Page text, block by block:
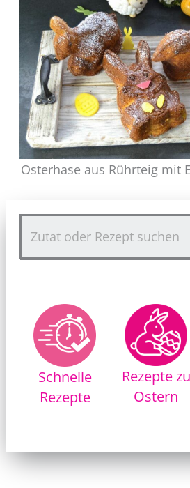
Osterhase aus Rührteig mit
Schnelle
Rezepte
Rezepte zu
Ostern